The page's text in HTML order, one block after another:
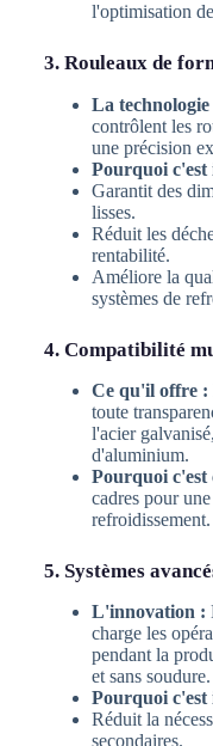
l'optimisation
3. Rouleaux de
La technologie
contrôlent les
une précision
Pourquoi
Garantit des
lisses.
Réduit les
rentabilité.
Améliore la
systèmes de
4. Compatibilité
Ce qu'il offre :
toute
l'acier
d'aluminium.
Pourquoi c'est
cadres pour
refroidissement.
5. Systèmes
L'innovation :
charge les
pendant la
et sans soudure.
Pourquoi
Réduit la
secondaires.